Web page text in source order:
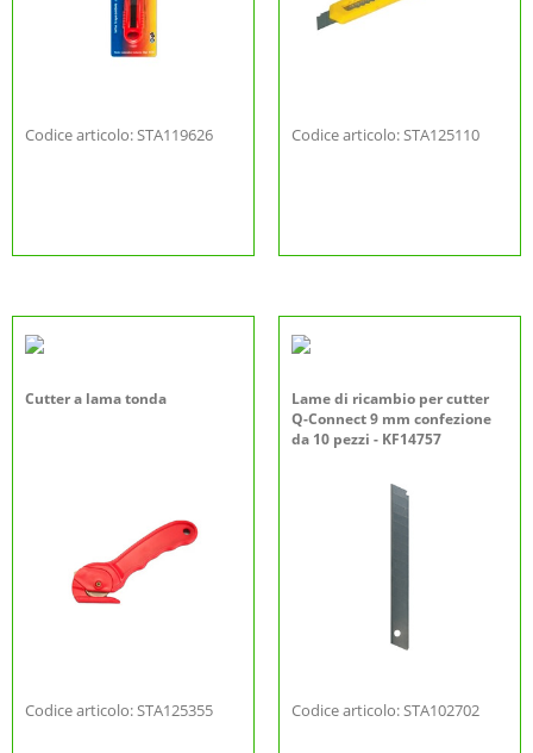
Codice articolo: STA119626 Codice articolo: STA125110
Cutter a lama tonda
Codice articolo: STA125355
Lame di ricambio per cutter
Q-Connect 9 mm confezione
da 10 pezzi - KF14757
Codice articolo: STA102702